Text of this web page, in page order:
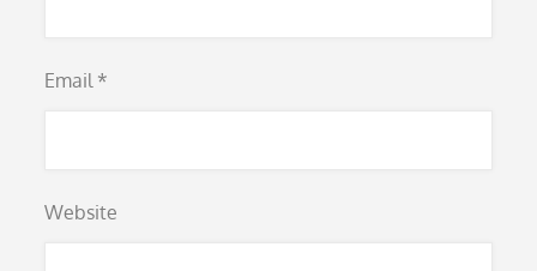
Email *
Website